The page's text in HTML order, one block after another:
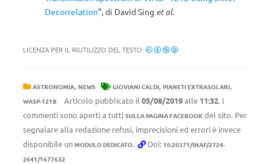
Decorrelation”, di David Sing et al.
LICENZA PER IL RIUTILIZZO DEL TESTO:
ASTRONOMIA, NEWS GIOVIANI CALDI, PIANETI EXTRASOLARI,
WASP-121B Articolo pubblicato il 05/08/2019alle 11:32. I
commenti sono aperti a tutti SULLA PAGINA FACEBOOK del sito. Per
segnalare alla redazione refusi, imprecisioni ed errori è invece
disponibile un MODULO DEDICATO. Doi: 10.20371/INAF/2724-
2641/1677632